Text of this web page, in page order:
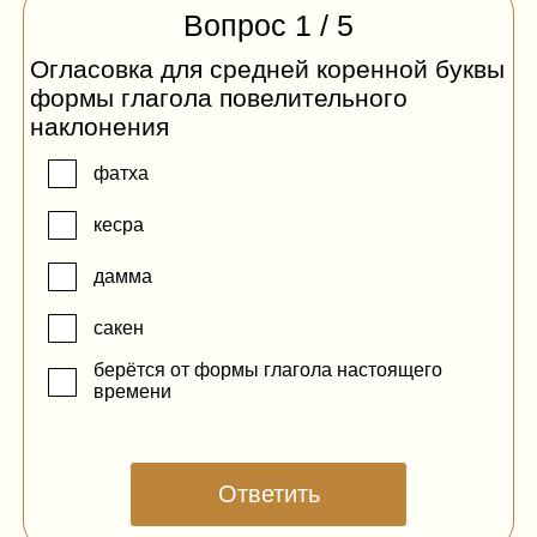
Относительные местоимения
Именное предложение и его главные члены
Вопрос 1 / 5
Огласовка для средней коренной буквы
формы глагола повелительного
наклонения
фатха
кесра
дамма
сакен
берётся от формы глагола настоящего
времени
Ответить